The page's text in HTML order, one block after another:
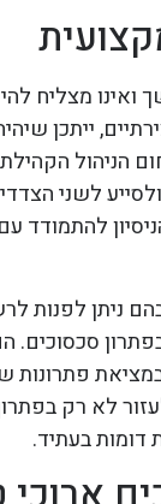
מצליח
ייתכן
הניהול
לשני
להתמודד
ניתן לפנות
סכסוכים.
פתרונות
לא רק
דומות בעתיד.